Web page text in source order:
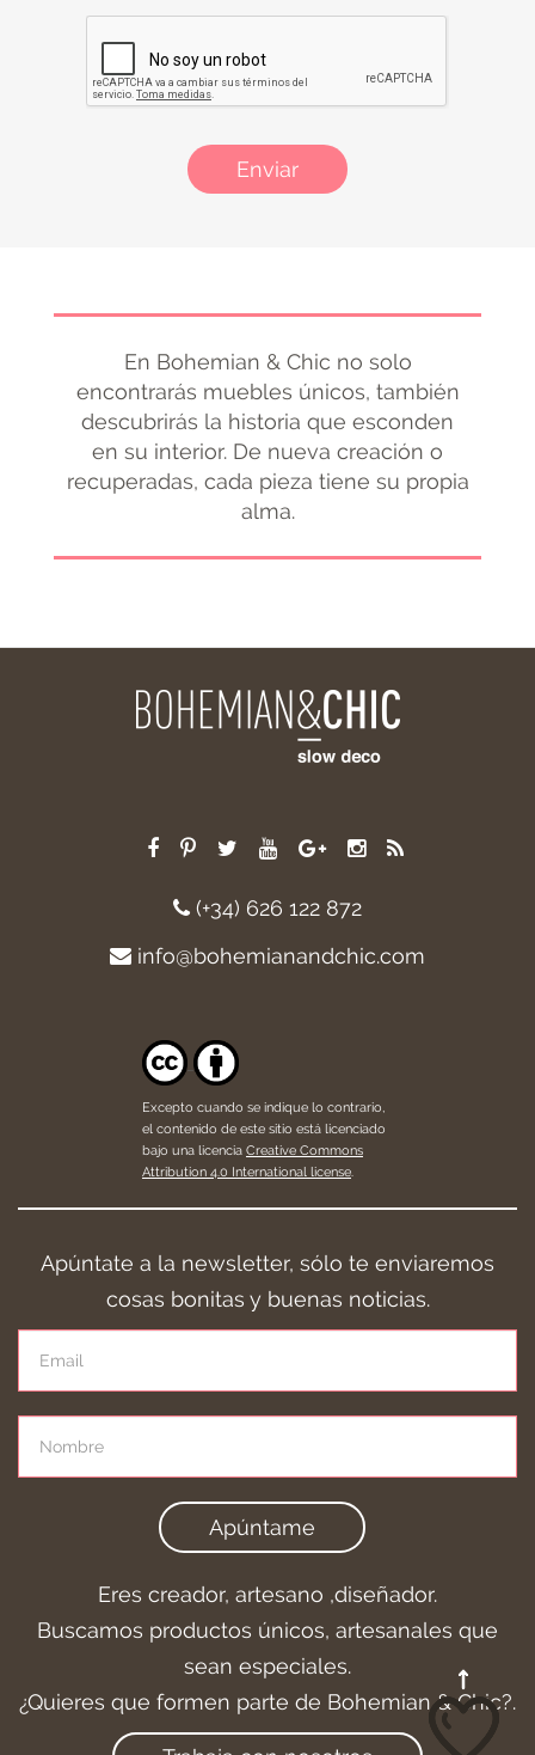
Enviar
En Bohemian & Chic no solo
encontrarás muebles únicos, también
descubrirás la historia que esconden
en su interior. De nueva creación o
recuperadas, cada pieza tiene su propia
alma.
(+34) 626 122 872
info@bohemianandchic.com
Excepto cuando se indique lo contrario,
el contenido de este sitio está licenciado
bajo una licencia Creative Commons
Attribution 4.0 International license.
Apúntate a la newsletter, sólo te enviaremos
cosas bonitas y buenas noticias.
Apúntame
Eres creador, artesano ,diseñador.
Buscamos productos únicos, artesanales que
sean especiales.
¿Quieres que formen parte de Bohemian & Chic?.